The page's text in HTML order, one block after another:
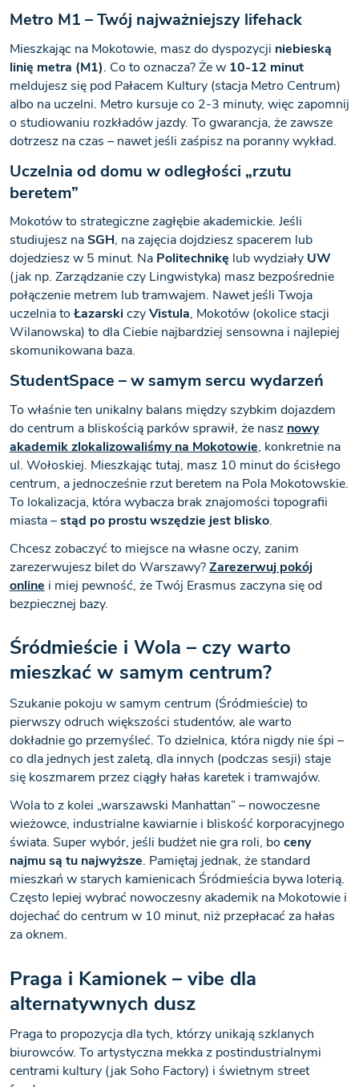
Metro M1 – Twój najważniejszy lifehack
Mieszkając na Mokotowie, masz do dyspozycji niebieską
linię metra (M1). Co to oznacza? Że w 10-12 minut
meldujesz się pod Pałacem Kultury (stacja Metro Centrum)
albo na uczelni. Metro kursuje co 2-3 minuty, więc zapomnij
o studiowaniu rozkładów jazdy. To gwarancja, że zawsze
dotrzesz na czas – nawet jeśli zaśpisz na poranny wykład.
Uczelnia od domu w odległości „rzutu
beretem”
Mokotów to strategiczne zagłębie akademickie. Jeśli
studiujesz naSGH, na zajęcia dojdziesz spacerem lub
dojedziesz w 5 minut. Na Politechnikę lub wydziały UW
(jak np. Zarządzanie czy Lingwistyka) masz bezpośrednie
połączenie metrem lub tramwajem. Nawet jeśli Twoja
uczelnia to ŁazarskiczyVistula, Mokotów (okolice stacji
Wilanowska) to dla Ciebie najbardziej sensowna i najlepiej
skomunikowana baza.
StudentSpace – w samym sercu wydarzeń
To właśnie ten unikalny balans między szybkim dojazdem
do centrum a bliskością parków sprawił, że nasz nowy
akademik zlokalizowaliśmy na Mokotowie, konkretnie na
ul. Wołoskiej. Mieszkając tutaj, masz 10 minut do ścisłego
centrum, a jednocześnie rzut beretem na Pola Mokotowskie.
To lokalizacja, która wybacza brak znajomości topografii
miasta –stąd po prostu wszędzie jest blisko.
Chcesz zobaczyć to miejsce na własne oczy, zanim
zarezerwujesz bilet do Warszawy?Zarezerwuj pokój
online i miej pewność, że Twój Erasmus zaczyna się od
bezpiecznej bazy.
Śródmieście i Wola – czy warto
mieszkać w samym centrum?
Szukanie pokoju w samym centrum (Śródmieście) to
pierwszy odruch większości studentów, ale warto
dokładnie go przemyśleć. To dzielnica, która nigdy nie śpi –
co dla jednych jest zaletą, dla innych (podczas sesji) staje
się koszmarem przez ciągły hałas karetek i tramwajów.
Wola to z kolei „warszawski Manhattan” – nowoczesne
wieżowce, industrialne kawiarnie i bliskość korporacyjnego
świata. Super wybór, jeśli budżet nie gra roli, bo ceny
najmu są tu najwyższe. Pamiętaj jednak, że standard
mieszkań w starych kamienicach Śródmieścia bywa loterią.
Często lepiej wybrać nowoczesny akademik na Mokotowie i
dojechać do centrum w 10 minut, niż przepłacać za hałas
za oknem.
Praga i Kamionek – vibe dla
alternatywnych dusz
Praga to propozycja dla tych, którzy unikają szklanych
biurowców. To artystyczna mekka z postindustrialnymi
centrami kultury (jak Soho Factory) i świetnym street